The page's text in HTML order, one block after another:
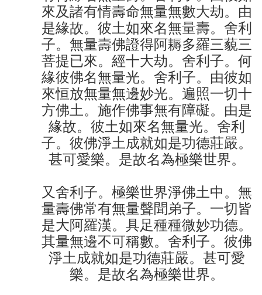
來及諸有情壽命無量無數大劫。由
是緣故。彼土如來名無量壽。舍利
子。無量壽佛證得阿耨多羅三藐三
菩提已來。經十大劫。舍利子。何
緣彼佛名無量光。舍利子。由彼如
來恒放無量無邊妙光。遍照一切十
方佛土。施作佛事無有障礙。由是
緣故。彼土如來名無量光。舍利
子。彼佛淨土成就如是功德莊嚴。
甚可愛樂。是故名為極樂世界。
又舍利子。極樂世界淨佛土中。無
量壽佛常有無量聲聞弟子。一切皆
是大阿羅漢。具足種種微妙功德。
其量無邊不可稱數。舍利子。彼佛
淨土成就如是功德莊嚴。甚可愛
樂。是故名為極樂世界。